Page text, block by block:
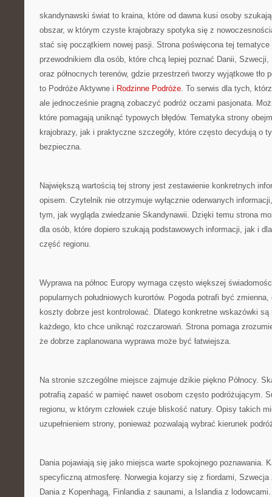
skandynawski świat to kraina, które od dawna kusi osoby
obszar, w którym czyste krajobrazy spotyka się z
stać się początkiem nowej pasji. Strona poświęcona tej
przewodnikiem dla osób, które chcą lepiej poznać Danii,
oraz północnych terenów, gdzie przestrzeń tworzy wyjątkowe tło
to Podróże Aktywne i Rodzinne Podróże. To serwis dla tych,
ale jednocześnie pragną zobaczyć podróż oczami pasjonata.
które pomagają uniknąć typowych błędów. Tematyka strony
krajobrazy, jak i praktyczne szczegóły, które często decydują o
bezpieczna.
Największą wartością tej strony jest zestawienie konkretnych
opisem. Czytelnik nie otrzymuje wyłącznie oderwanych
tym, jak wygląda zwiedzanie Skandynawii. Dzięki temu strona
dla osób, które dopiero szukają podstawowych informacji, jak i
część regionu.
Wyprawa na północ Europy wymaga często większej
popularnych południowych kurortów. Pogoda potrafi być
koszty dobrze jest kontrolować. Dlatego konkretne wskazówki są
każdego, kto chce uniknąć rozczarowań. Strona pomaga
że dobrze zaplanowana wyprawa może być łatwiejsza.
Na stronie szczególne miejsce zajmuje dzikie piękno Północy.
potrafią zapaść w pamięć nawet osobom często podróżującym.
regionu, w którym człowiek czuje bliskość natury. Opisy takich
uzupełnieniem strony, ponieważ pozwalają wybrać kierunek
Dania pojawiają się jako miejsca warte spokojnego poznawania.
specyficzną atmosferę. Norwegia kojarzy się z fiordami,
Dania z Kopenhagą, Finlandia z saunami, a Islandia z